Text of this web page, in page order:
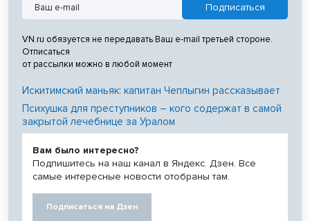
VN.ru обязуется не передавать Ваш e-mail третьей стороне.
Отписаться
от рассылки можно в любой момент
Искитимский маньяк: капитан Чеплыгин рассказывает
Психушка для преступников – кого содержат в самой
закрытой лечебнице за Уралом
Вам было интересно?
Подпишитесь на наш канал в Яндекс. Дзен. Все
самые интересные новости отобраны там.
Подписаться на Дзен